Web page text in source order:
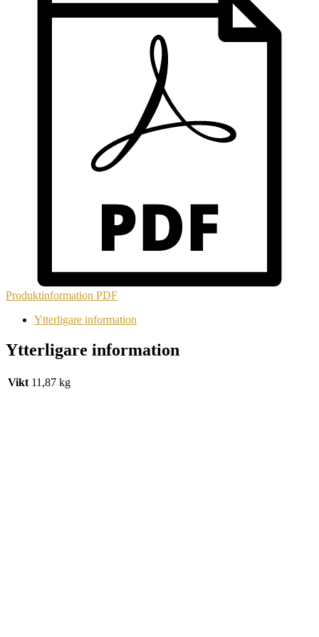
Produktinformation PDF
Ytterligare information
Ytterligare information
Vikt 11,87 kg